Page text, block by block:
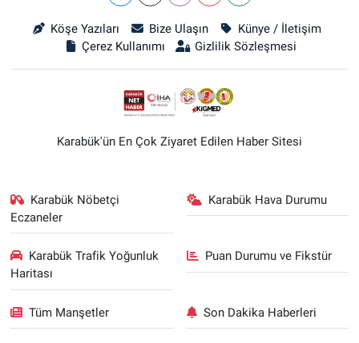
Köşe Yazıları Bize Ulaşın
Künye / İletişim
Çerez Kullanımı
Gizlilik Sözleşmesi
Karabük'ün En Çok Ziyaret Edilen Haber Sitesi
Karabük Nöbetçi
Eczaneler
Karabük Hava Durumu
Karabük Trafik Yoğunluk
Haritası
Puan Durumu ve Fikstür
Tüm Manşetler Son Dakika Haberleri